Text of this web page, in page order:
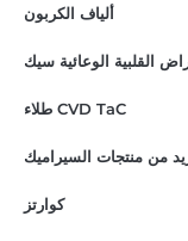
ألياف الكربون
القلبية الوعائية سيك
طلاء CVD TaC
من منتجات السيراميك
كوارتز